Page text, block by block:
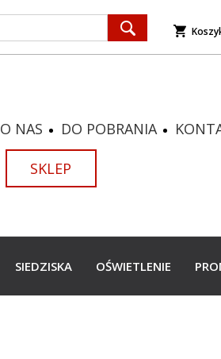
O NAS DO POBRANIA
SKLEP
SIEDZISKA OŚWIETLENIE